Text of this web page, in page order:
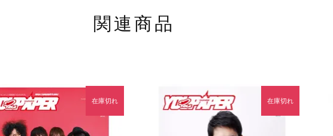
関連商品
在庫切れ 在庫切れ